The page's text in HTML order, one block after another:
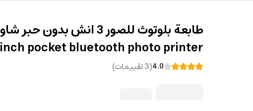
inch pocket bluetooth photo printer
4.0
(
3تقييمات)